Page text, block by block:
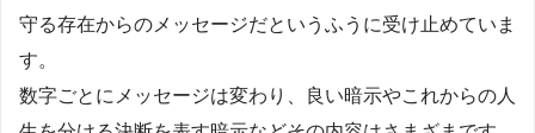
守る存在からのメッセージだというふうに受け止めていま
す。
数字ごとにメッセージは変わり、良い暗示やこれからの人